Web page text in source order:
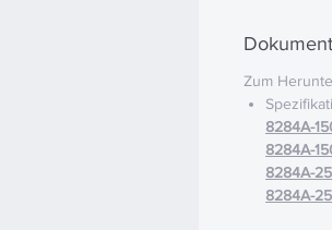
Zum
8284A-
8284A-
8284A-
8284A-